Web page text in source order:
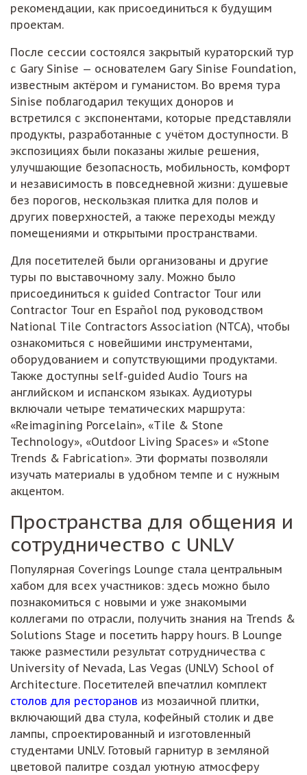
рекомендации, как присоединиться к будущим
проектам.
После сессии состоялся закрытый кураторский тур
с Gary Sinise — основателем Gary Sinise Foundation,
известным актёром и гуманистом. Во время тура
Sinise поблагодарил текущих доноров и
встретился с экспонентами, которые представляли
продукты, разработанные с учётом доступности. В
экспозициях были показаны жилые решения,
улучшающие безопасность, мобильность, комфорт
и независимость в повседневной жизни: душевые
без порогов, нескользкая плитка для полов и
других поверхностей, а также переходы между
помещениями и открытыми пространствами.
Для посетителей были организованы и другие
туры по выставочному залу. Можно было
присоединиться к guided Contractor Tour или
Contractor Tour en Español под руководством
National Tile Contractors Association (NTCA), чтобы
ознакомиться с новейшими инструментами,
оборудованием и сопутствующими продуктами.
Также доступны self-guided Audio Tours на
английском и испанском языках. Аудиотуры
включали четыре тематических маршрута:
«Reimagining Porcelain», «Tile & Stone
Technology», «Outdoor Living Spaces» и «Stone
Trends & Fabrication». Эти форматы позволяли
изучать материалы в удобном темпе и с нужным
акцентом.
Пространства для общения и
сотрудничество с UNLV
Популярная Coverings Lounge стала центральным
хабом для всех участников: здесь можно было
познакомиться с новыми и уже знакомыми
коллегами по отрасли, получить знания на Trends &
Solutions Stage и посетить happy hours. В Lounge
также разместили результат сотрудничества с
University of Nevada, Las Vegas (UNLV) School of
Architecture. Посетителей впечатлил комплект
столов для ресторанов из мозаичной плитки,
включающий два стула, кофейный столик и две
лампы, спроектированный и изготовленный
студентами UNLV. Готовый гарнитур в земляной
цветовой палитре создал уютную атмосферу